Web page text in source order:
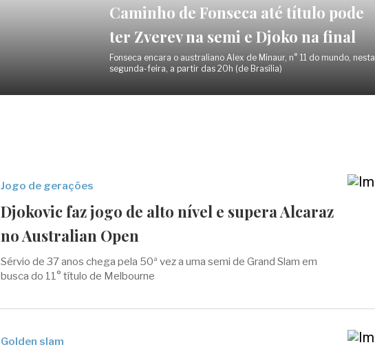
Caminho de Fonseca até título pode
ter Zverev na semi e Djoko na final
Fonseca encara o australiano Alex de Minaur, n° 11 do mundo, nesta
segunda-feira, a partir das 20h (de Brasília)
Jogo de gerações
Djokovic faz jogo de alto nível e supera Alcaraz
no Australian Open
Sérvio de 37 anos chega pela 50ª vez a uma semi de Grand Slam em
busca do 11° título de Melbourne
Golden slam